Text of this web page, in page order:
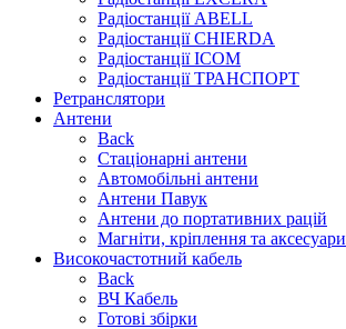
Радіостанції ABELL
Радіостанції CHIERDA
Радіостанції ICOM
Радіостанції ТРАНСПОРТ
Ретранслятори
Антени
Back
Стаціонарні антени
Автомобільні антени
Антени Павук
Антени до портативних рацій
Магніти, кріплення та аксесуари
Високочастотний кабель
Back
ВЧ Кабель
Готові збірки